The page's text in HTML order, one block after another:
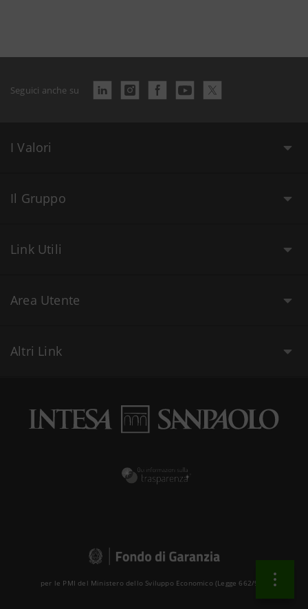
Seguici anche su
I Valori
Il Gruppo
Link Utili
Area Utente
Altri Link
per le PMI del Ministero dello Sviluppo Economico (Legge 662/96 )